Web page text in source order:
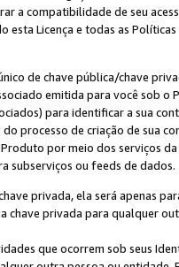
a compatibilidade de seu
esta Licença e todas as
de chave pública/chave
emitida para você sob
para identificar a sua
processo de criação de sua
por meio dos serviços
subserviços ou feeds de dados.
privada, ela será apenas
chave privada para qualquer
que ocorrem sob seus